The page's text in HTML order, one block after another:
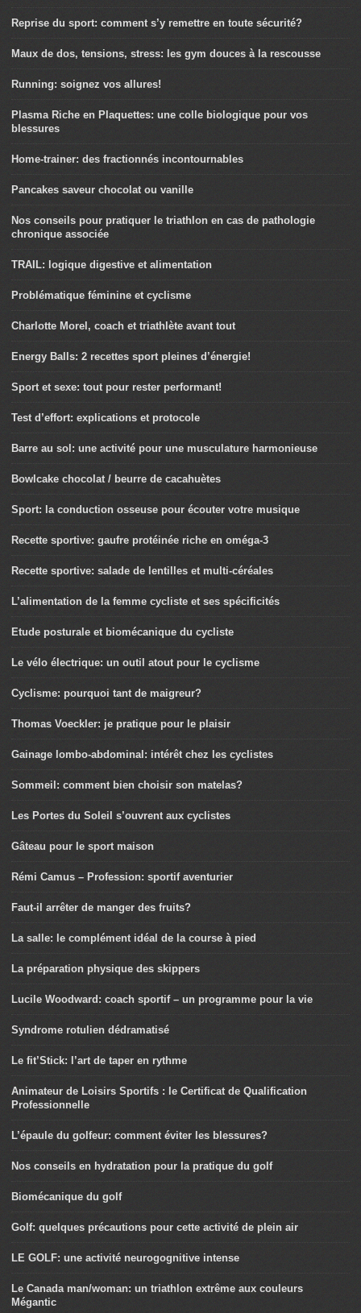
Reprise du sport: comment s’y remettre en toute sécurité?
Maux de dos, tensions, stress: les gym douces à la rescousse
Running: soignez vos allures!
Plasma Riche en Plaquettes: une colle biologique pour vos
blessures
Home-trainer: des fractionnés incontournables
Pancakes saveur chocolat ou vanille
Nos conseils pour pratiquer le triathlon en cas de pathologie
chronique associée
TRAIL: logique digestive et alimentation
Problématique féminine et cyclisme
Charlotte Morel, coach et triathlète avant tout
Energy Balls: 2 recettes sport pleines d’énergie!
Sport et sexe: tout pour rester performant!
Test d’effort: explications et protocole
Barre au sol: une activité pour une musculature harmonieuse
Bowlcake chocolat / beurre de cacahuètes
Sport: la conduction osseuse pour écouter votre musique
Recette sportive: gaufre protéinée riche en oméga-3
Recette sportive: salade de lentilles et multi-céréales
L’alimentation de la femme cycliste et ses spécificités
Etude posturale et biomécanique du cycliste
Le vélo électrique: un outil atout pour le cyclisme
Cyclisme: pourquoi tant de maigreur?
Thomas Voeckler: je pratique pour le plaisir
Gainage lombo-abdominal: intérêt chez les cyclistes
Sommeil: comment bien choisir son matelas?
Les Portes du Soleil s’ouvrent aux cyclistes
Gâteau pour le sport maison
Rémi Camus – Profession: sportif aventurier
Faut-il arrêter de manger des fruits?
La salle: le complément idéal de la course à pied
La préparation physique des skippers
Lucile Woodward: coach sportif – un programme pour la vie
Syndrome rotulien dédramatisé
Le fit’Stick: l’art de taper en rythme
Animateur de Loisirs Sportifs : le Certificat de Qualification
Professionnelle
L’épaule du golfeur: comment éviter les blessures?
Nos conseils en hydratation pour la pratique du golf
Biomécanique du golf
Golf: quelques précautions pour cette activité de plein air
LE GOLF: une activité neurogognitive intense
Le Canada man/woman: un triathlon extrême aux couleurs
Mégantic